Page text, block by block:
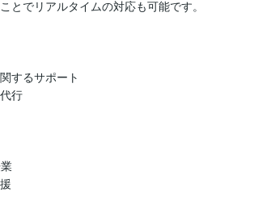
とでリアルタイムの対応も可能です。
するサポート
行